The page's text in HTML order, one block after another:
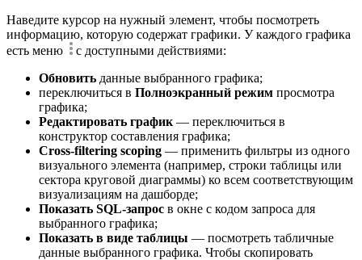
Наведите курсор на нужный элемент, чтобы посмотреть
информацию, которую содержат графики. У каждого графика
есть меню
с доступными действиями:
Обновить данные выбранного графика;
переключиться в Полноэкранный режим просмотра
графика;
Редактировать график — переключиться в
конструктор составления графика;
Cross-filtering scoping — применить фильтры из одного
визуального элемента (например, строки таблицы или
сектора круговой диаграммы) ко всем соответствующим
визуализациям на дашборде;
Показать SQL-запрос в окне с кодом запроса для
выбранного графика;
Показать в виде таблицы — посмотреть табличные
данные выбранного графика. Чтобы скопировать